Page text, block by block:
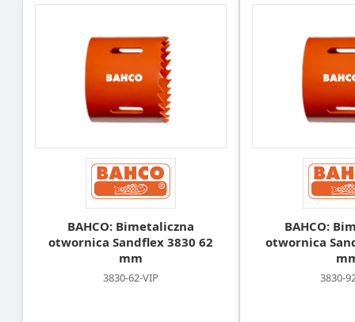
BAHCO: Bimetaliczna
otwornica Sandflex 3830 62
mm
3830-62-VIP
BAHCO:
otwornica
3830-